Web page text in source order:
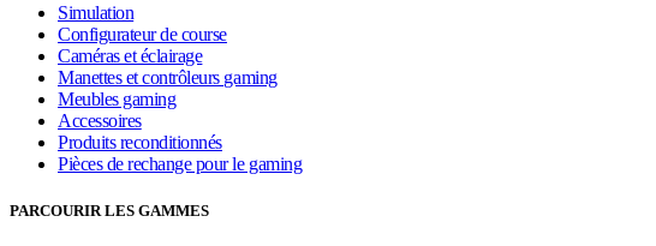
Simulation
Configurateur de course
Caméras et éclairage
Manettes et contrôleurs gaming
Meubles gaming
Accessoires
Produits reconditionnés
Pièces de rechange pour le gaming
PARCOURIR LES GAMMES